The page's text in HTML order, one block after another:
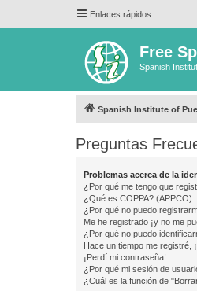
Enlaces rápidos
Free
Spanish
Spanish Institute of
Preguntas
Problemas acerca de la
¿Por qué me tengo que
¿Qué es COPPA? (APPCO)
¿Por qué no puedo
Me he registrado ¡y no me
¿Por qué no puedo
Hace un tiempo me registré,
¡Perdí mi contraseña!
¿Por qué mi sesión de
¿Cuál es la función de